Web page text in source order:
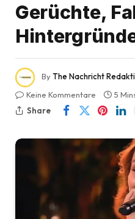
Gerüchte,
ByThe Nachricht
Keine Kommentare
5
Share